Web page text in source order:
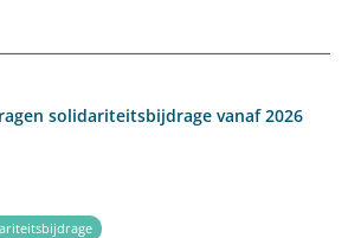
solidariteitsbijdrage vanaf 2026